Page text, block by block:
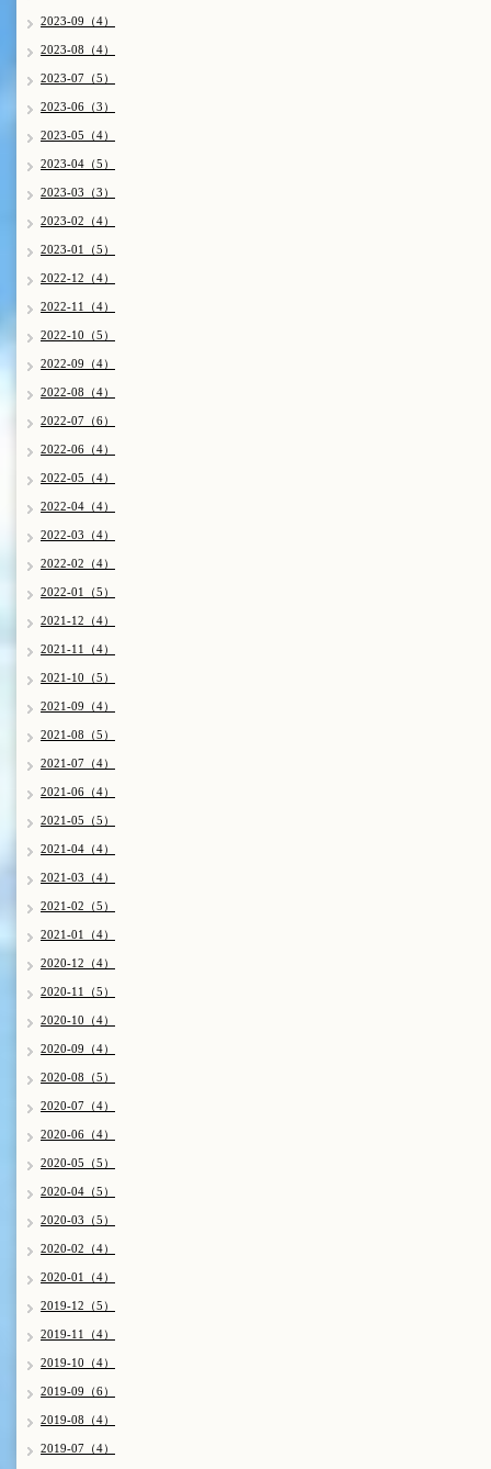
2023-09（4）
2023-08（4）
2023-07（5）
2023-06（3）
2023-05（4）
2023-04（5）
2023-03（3）
2023-02（4）
2023-01（5）
2022-12（4）
2022-11（4）
2022-10（5）
2022-09（4）
2022-08（4）
2022-07（6）
2022-06（4）
2022-05（4）
2022-04（4）
2022-03（4）
2022-02（4）
2022-01（5）
2021-12（4）
2021-11（4）
2021-10（5）
2021-09（4）
2021-08（5）
2021-07（4）
2021-06（4）
2021-05（5）
2021-04（4）
2021-03（4）
2021-02（5）
2021-01（4）
2020-12（4）
2020-11（5）
2020-10（4）
2020-09（4）
2020-08（5）
2020-07（4）
2020-06（4）
2020-05（5）
2020-04（5）
2020-03（5）
2020-02（4）
2020-01（4）
2019-12（5）
2019-11（4）
2019-10（4）
2019-09（6）
2019-08（4）
2019-07（4）